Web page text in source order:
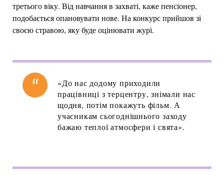
третього віку. Від навчання в захваті, каже пенсіонер,
подобається опановувати нове. На конкурс прийшов зі
своєю стравою, яку буде оцінювати журі.
«До нас додому приходили
працівниці з терцентру, знімали нас
щодня, потім покажуть фільм. А
учасникам сьогоднішнього заходу
бажаю теплої атмосфери і свята».